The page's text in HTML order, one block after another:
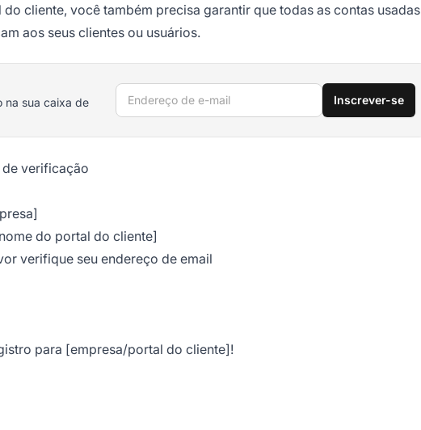
cliente, você também precisa garantir que todas as contas usadas
aos seus clientes ou usuários.
na sua caixa de
Endereço de e-mail Inscrever-se
de verificação
do portal do cliente]
verifique seu endereço de email
para [empresa/portal do cliente]!